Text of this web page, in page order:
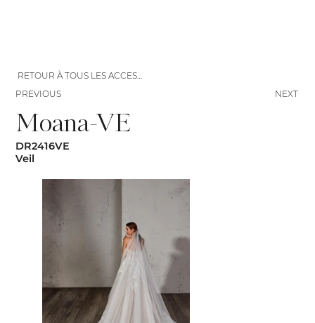
Moana-VE
DR2416VE
Veil
NEXT
RETOUR À TOUS LES ACCESSOIRES
PREVIOUS